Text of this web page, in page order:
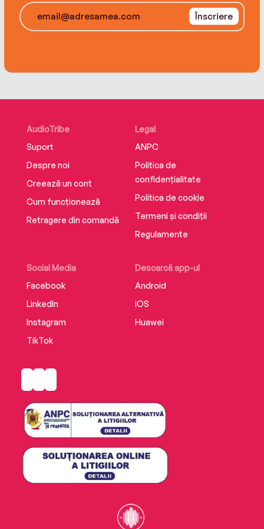
Înscriere
AudioTribe
Suport
Despre noi
Creează un cont
Cum funcționează
Retragere din comandă
Social Media
Facebook
LinkedIn
Instagram
TikTok
Descarcă app-ul
Android
iOS
Huawei
Legal
ANPC
Politica de
confidențialitate
Politica de cookie
Termeni și condiții
Regulamente